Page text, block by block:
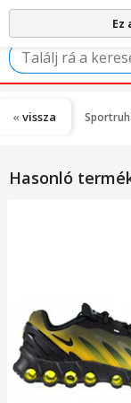
Ez
vissza
Hasonló